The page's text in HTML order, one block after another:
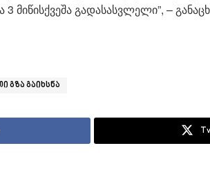
მიწისქვეშა გადასასვლელი”, –
გზა გაიხსნა